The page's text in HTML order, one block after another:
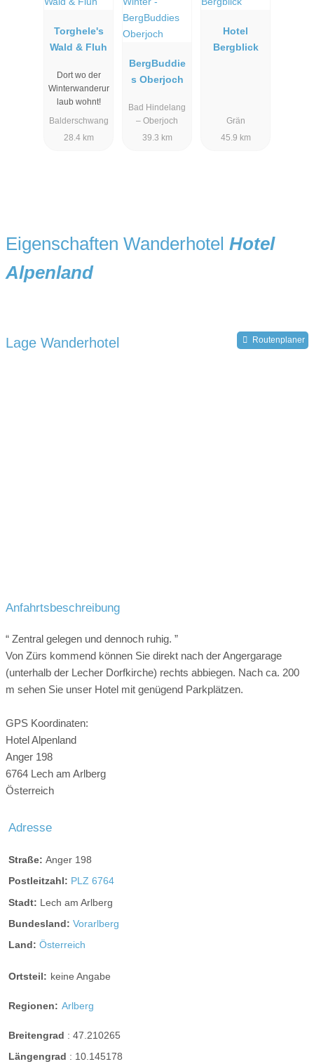
Torghele's
Wald & Fluh
Dort wo der
Winterwanderur
laub wohnt!
Balderschwang
28.4 km
BergBuddie
s Oberjoch
Bad Hindelang
– Oberjoch
39.3 km
Hotel
Bergblick
Grän
45.9 km
Eigenschaften Wanderhotel Hotel
Alpenland
Lage Wanderhotel Routenplaner
Anfahrtsbeschreibung
“ Zentral gelegen und dennoch ruhig. ”
Von Zürs kommend können Sie direkt nach der Angergarage
(unterhalb der Lecher Dorfkirche) rechts abbiegen. Nach ca. 200
m sehen Sie unser Hotel mit genügend Parkplätzen.
GPS Koordinaten:
Hotel Alpenland
Anger 198
6764 Lech am Arlberg
Österreich
Adresse
Straße: Anger 198
Postleitzahl: PLZ 6764
Stadt: Lech am Arlberg
Bundesland: Vorarlberg
Land: Österreich
Ortsteil: keine Angabe
Regionen: Arlberg
Breitengrad : 47.210265
Längengrad : 10.145178